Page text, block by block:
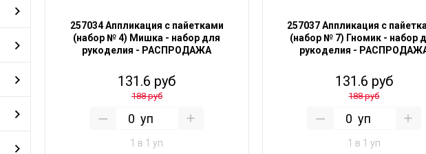
257034 Аппликация с пайетками
(набор № 4) Мишка - набор для
рукоделия - РАСПРОДАЖА
131.6 руб
188 руб
уп
1 в 1 уп
257037 Аппликация с
(набор № 7) Гномик - набор
рукоделия -
131.6 руб
188 руб
уп
1 в 1 уп